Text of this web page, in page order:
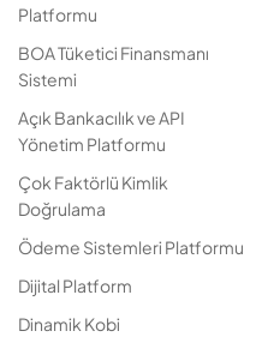
Platformu
BOA Tüketici Finansmanı
Sistemi
Açık Bankacılık ve API
Yönetim Platformu
Çok Faktörlü Kimlik
Doğrulama
Ödeme Sistemleri Platformu
Dijital Platform
Dinamik Kobi